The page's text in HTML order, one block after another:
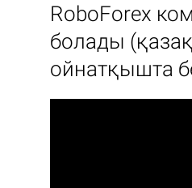
RoboForex
болады
ойнатқышта